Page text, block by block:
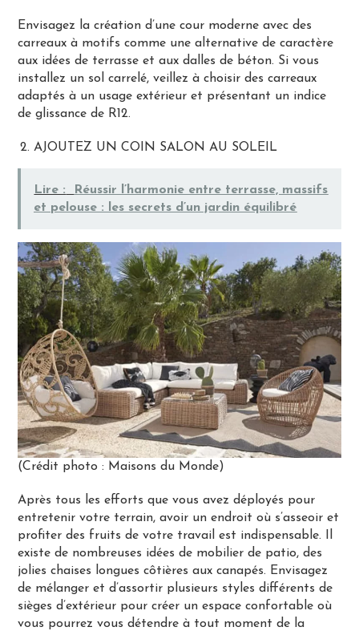
Envisagez la création d’une cour moderne avec des
carreaux à motifs comme une alternative de caractère
aux idées de terrasse et aux dalles de béton. Si vous
installez un sol carrelé, veillez à choisir des carreaux
adaptés à un usage extérieur et présentant un indice
de glissance de R12.
AJOUTEZ UN COIN SALON AU SOLEIL
Lire :
Réussir l’harmonie entre terrasse, massifs
et pelouse : les secrets d’un jardin équilibré
(Crédit photo : Maisons du Monde)
Après tous les efforts que vous avez déployés pour
entretenir votre terrain, avoir un endroit où s’asseoir et
profiter des fruits de votre travail est indispensable. Il
existe de nombreuses idées de mobilier de patio, des
jolies chaises longues côtières aux canapés. Envisagez
de mélanger et d’assortir plusieurs styles différents de
sièges d’extérieur pour créer un espace confortable où
vous pourrez vous détendre à tout moment de la